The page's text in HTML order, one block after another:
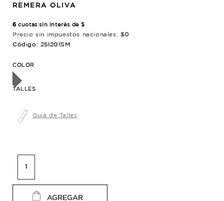
REMERA OLIVA
6 cuotas sin interés de $
Precio sin impuestos nacionales: $0
Código: 25I201SM
COLOR
TALLES
Guía de Talles
AGREGAR